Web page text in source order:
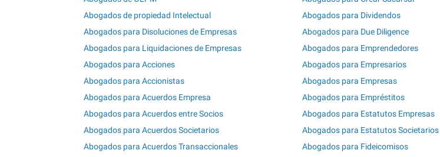
Abogados de propiedad Intelectual
Abogados para Disoluciones de Empresas
Abogados para Liquidaciones de Empresas
Abogados para Acciones
Abogados para Accionistas
Abogados para Acuerdos Empresa
Abogados para Acuerdos entre Socios
Abogados para Acuerdos Societarios
Abogados para Acuerdos Transaccionales
Abogados para Dividendos
Abogados para Due Diligence
Abogados para Emprendedores
Abogados para Empresarios
Abogados para Empresas
Abogados para Empréstitos
Abogados para Estatutos Empresas
Abogados para Estatutos Societarios
Abogados para Fideicomisos